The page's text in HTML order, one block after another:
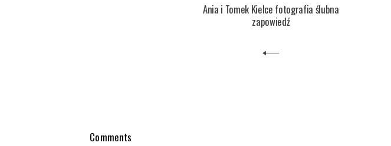
Ania i Tomek Kielce fotografia ślubna
zapowiedź
Comments